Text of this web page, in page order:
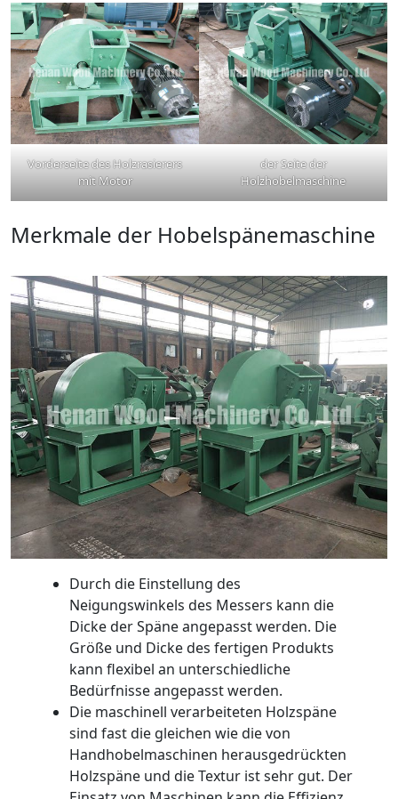
Vorderseite des Holzrasierers
mit Motor
der Seite der
Holzhobelmaschine
Merkmale der Hobelspänemaschine
Durch die Einstellung des
Neigungswinkels des Messers kann die
Dicke der Späne angepasst werden. Die
Größe und Dicke des fertigen Produkts
kann flexibel an unterschiedliche
Bedürfnisse angepasst werden.
Die maschinell verarbeiteten Holzspäne
sind fast die gleichen wie die von
Handhobelmaschinen herausgedrückten
Holzspäne und die Textur ist sehr gut. Der